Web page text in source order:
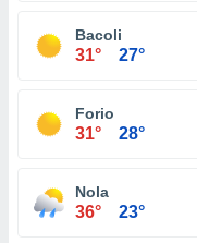
Bacoli
31° 27°
Forio
31° 28°
Nola
36° 23°